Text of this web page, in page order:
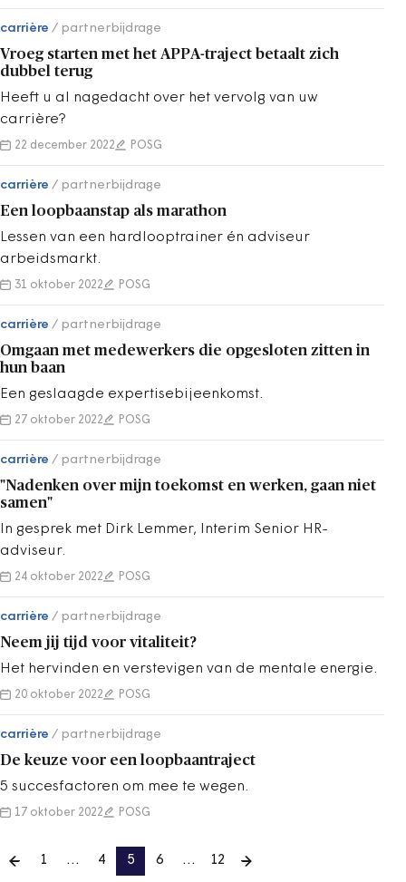
carrière partnerbijdrage
Vroeg starten met het APPA-traject betaalt zich
dubbel terug
Heeft u al nagedacht over het vervolg van uw
carrière?
22 december 2022 POSG
carrière partnerbijdrage
Een loopbaanstap als marathon
Lessen van een hardlooptrainer én adviseur
arbeidsmarkt.
31 oktober 2022 POSG
carrière partnerbijdrage
Omgaan met medewerkers die opgesloten zitten in
hun baan
Een geslaagde expertisebijeenkomst.
27 oktober 2022 POSG
carrière partnerbijdrage
"Nadenken over mijn toekomst en werken, gaan niet
samen"
In gesprek met Dirk Lemmer, Interim Senior HR-
adviseur.
24 oktober 2022 POSG
carrière partnerbijdrage
Neem jij tijd voor vitaliteit?
Het hervinden en verstevigen van de mentale energie.
20 oktober 2022 POSG
carrière partnerbijdrage
De keuze voor een loopbaantraject
5 succesfactoren om mee te wegen.
17 oktober 2022 POSG
1 … 4 5 6 … 12